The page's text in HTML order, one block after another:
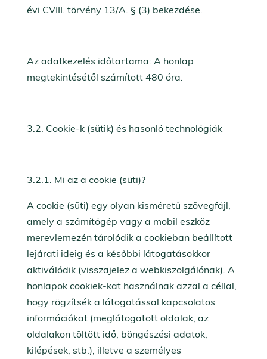
évi CVIII. törvény 13/A. § (3) bekezdése.
Az adatkezelés időtartama: A honlap
megtekintésétől számított 480 óra.
3.2. Cookie-k (sütik) és hasonló technológiák
3.2.1. Mi az a cookie (süti)?
A cookie (süti) egy olyan kisméretű szövegfájl,
amely a számítógép vagy a mobil eszköz
merevlemezén tárolódik a cookieban beállított
lejárati ideig és a későbbi látogatásokkor
aktiválódik (visszajelez a webkiszolgálónak). A
honlapok cookiek-kat használnak azzal a céllal,
hogy rögzítsék a látogatással kapcsolatos
információkat (meglátogatott oldalak, az
oldalakon töltött idő, böngészési adatok,
kilépések, stb.), illetve a személyes